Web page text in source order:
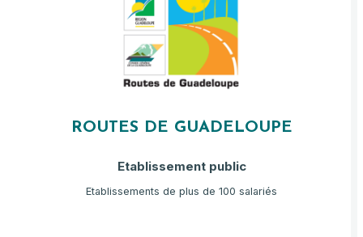
ROUTES DE GUADELOUPE
Etablissement public
Etablissements de plus de 100 salariés